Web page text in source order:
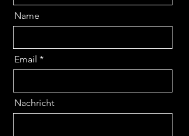
Name
Email
Nachricht